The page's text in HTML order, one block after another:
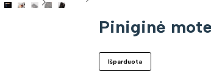
Piniginė
Išparduota